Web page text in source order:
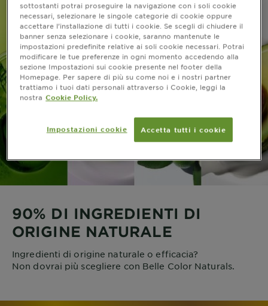
90% DI INGREDIENTI DI
ORIGINE NATURALE
Ingredienti di origine naturale o efficacia?
Non dovrai più scegliere con Belle Color Naturals.
sottostanti potrai proseguire la navigazione con i soli cookie
necessari, selezionare le singole categorie di cookie oppure
accettare l’installazione di tutti i cookie. Se scegli di chiudere il
banner senza selezionare i cookie, saranno mantenute le
impostazioni predefinite relative ai soli cookie necessari. Potrai
modificare le tue preferenze in ogni momento accedendo alla
sezione Impostazioni sui cookie presente nel footer della
Homepage. Per sapere di più su come noi e i nostri partner
trattiamo i tuoi dati personali attraverso i Cookie, leggi la
nostra Cookie Policy.
Impostazioni cookie Accetta tutti i cookie